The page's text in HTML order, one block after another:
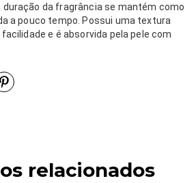
duração da fragrância se mantém como
a pouco tempo. Possui uma textura
e é absorvida pela pele com
relacionados